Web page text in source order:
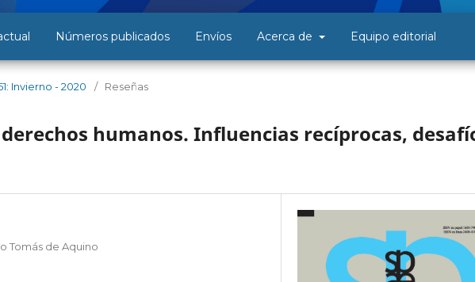
Números publicados Envíos Acerca de Equipo editorial
Invierno - 2020 / Reseñas
humanos. Influencias recíprocas,
Tomás de Aquino